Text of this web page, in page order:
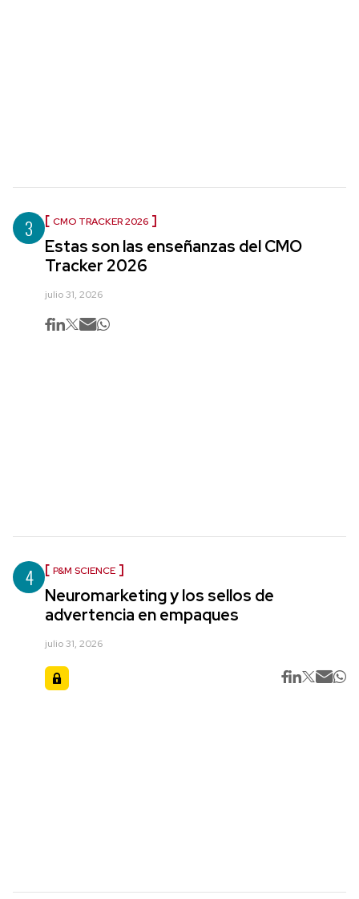
3 CMO TRACKER 2026
Estas son las enseñanzas del CMO
Tracker 2026
julio 31, 2026
4 P&M SCIENCE
Neuromarketing y los sellos de
advertencia en empaques
julio 31, 2026